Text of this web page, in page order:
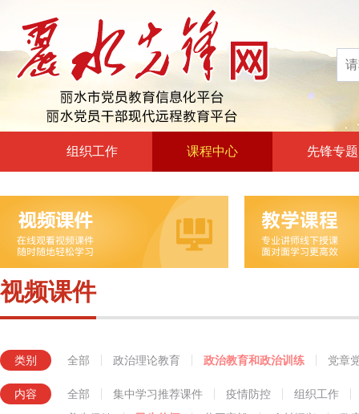
组织工作
领导动态
自身建设
组工文件
组工之窗
课程中心
政治教育和政治训练
党章党规党纪教育
革命传统教育
先锋专题
视频课件
类别 全部 政治理论教育 政治教育和政治训练 党章
内容 全部 集中学习推荐课件 疫情防控
组织工作